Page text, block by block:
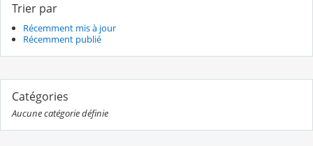
Trier par
Récemment mis à jour
Récemment publié
Catégories
Aucune catégorie définie